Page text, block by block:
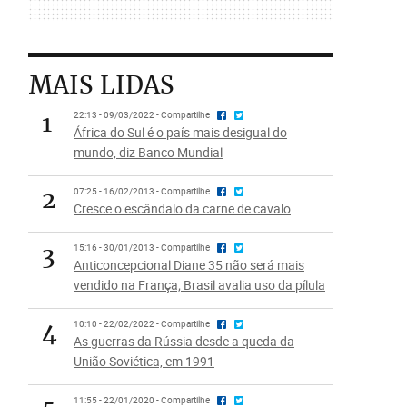
MAIS LIDAS
1
22:13 - 09/03/2022 - Compartilhe
África do Sul é o país mais desigual do
mundo, diz Banco Mundial
2 07:25 - 16/02/2013 - Compartilhe
Cresce o escândalo da carne de cavalo
3 15:16 - 30/01/2013 - Compartilhe
Anticoncepcional Diane 35 não será mais
vendido na França; Brasil avalia uso da pílula
4 10:10 - 22/02/2022 - Compartilhe
As guerras da Rússia desde a queda da
União Soviética, em 1991
11:55 - 22/01/2020 - Compartilhe